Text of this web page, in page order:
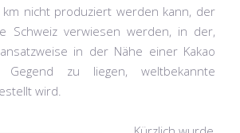
nicht produziert werden kann, der
Schweiz verwiesen werden, in der,
in der Nähe einer Kakao
Gegend zu liegen, weltbekannte
wird.